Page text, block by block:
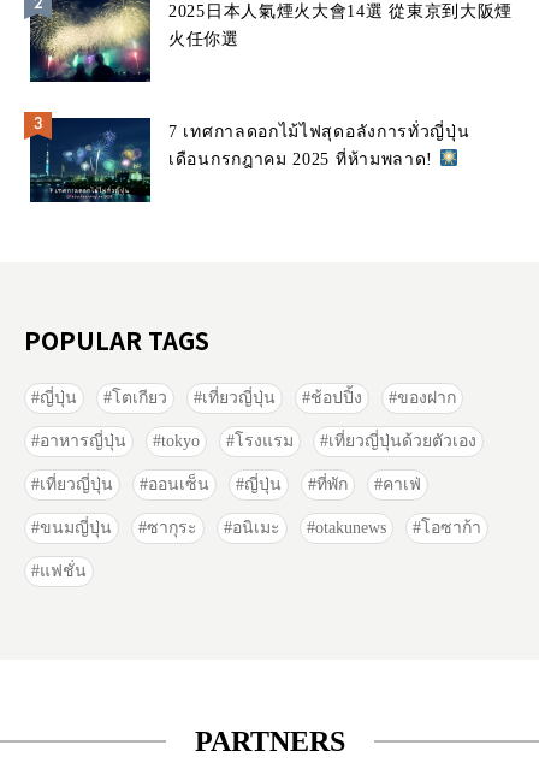
2025日本人氣煙火大會14選 從東京到大阪煙
火任你選
7 เทศกาลดอกไม้ไฟสุดอลังการทั่วญี่ปุ่น
เดือนกรกฎาคม 2025 ที่ห้ามพลาด!
POPULAR TAGS
ญี่ปุ่น โตเกียว เที่ยวญี่ปุ่น ช้อปปิ้ง ของฝาก
อาหารญี่ปุ่น tokyo โรงแรม เที่ยวญี่ปุ่นด้วยตัวเอง
เที่ยวญี่ปุ่น ออนเซ็น ญี่ปุ่น ที่พัก คาเฟ่
ขนมญี่ปุ่น ซากุระ อนิเมะ otakunews โอซาก้า
แฟชั่น
PARTNERS